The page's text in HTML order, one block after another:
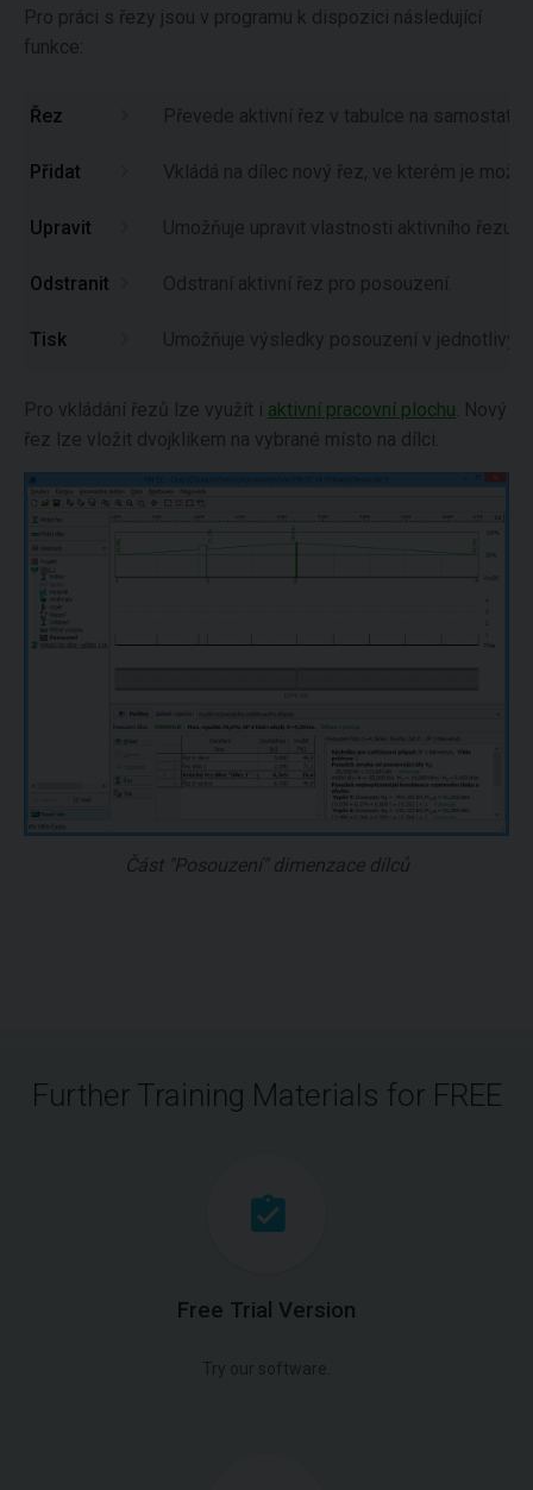
Pro práci s řezy jsou v programu k dispozici následující
funkce:
Řez Převede aktivní řez v tabulce na
Přidat Vkládá na dílec nový řez, ve kterém je
Upravit Umožňuje upravit vlastnosti aktivního řezu
Odstranit Odstraní aktivní řez pro posouzení.
Tisk Umožňuje výsledky posouzení v
Pro vkládání řezů lze využít i aktivní pracovní plochu . Nový
řez lze vložit dvojklikem na vybrané místo na dílci.
Část "Posouzení" dimenzace dílců
Further Training Materials for FREE
Free Trial Version
Try our software.